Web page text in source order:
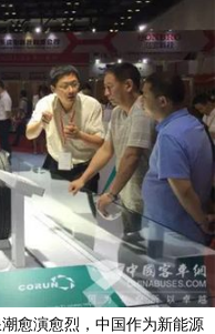
愈演愈烈，中国作为新能源